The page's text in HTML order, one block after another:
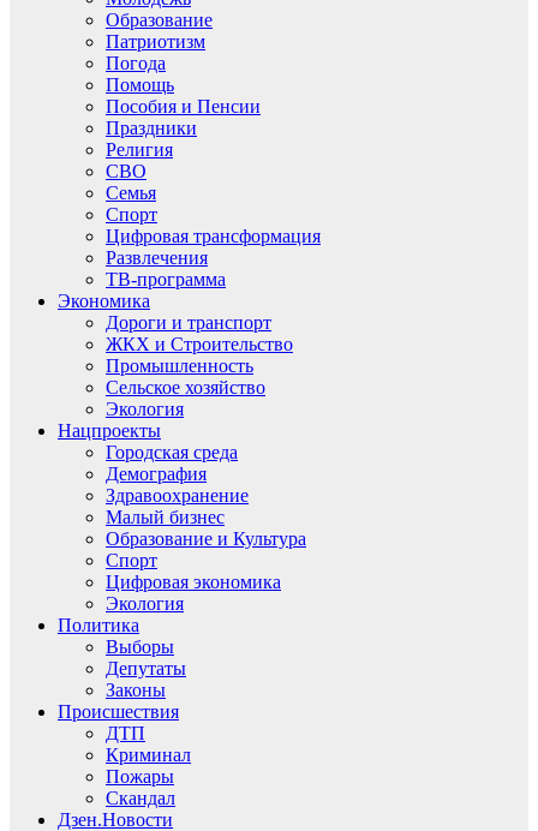
Образование
Патриотизм
Погода
Помощь
Пособия и Пенсии
Праздники
Религия
СВО
Семья
Спорт
Цифровая трансформация
Развлечения
ТВ-программа
Экономика
Дороги и транспорт
ЖКХ и Строительство
Промышленность
Сельское хозяйство
Экология
Нацпроекты
Городская среда
Демография
Здравоохранение
Малый бизнес
Образование и Культура
Спорт
Цифровая экономика
Экология
Политика
Выборы
Депутаты
Законы
Происшествия
ДТП
Криминал
Пожары
Скандал
Дзен.Новости